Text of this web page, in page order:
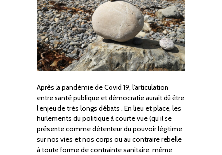
Après la pandémie de Covid 19, l’articulation
entre santé publique et démocratie aurait dû être
l’enjeu de très longs débats . En lieu et place, les
hurlements du politique à courte vue (qu’il se
présente comme détenteur du pouvoir légitime
sur nos vies et nos corps ou au contraire rebelle
à toute forme de contrainte sanitaire, même